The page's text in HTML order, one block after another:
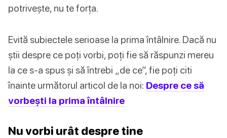
potrivește, nu te forța.
Evită subiectele serioase la prima întâlnire. Dacă nu
știi despre ce poți vorbi, poți fie să răspunzi mereu
la ce s-a spus și să întrebi „de ce”, fie poți citi
înainte următorul articol de la noi: Despre ce să
vorbești la prima întâlnire
Nu vorbi urât despre tine